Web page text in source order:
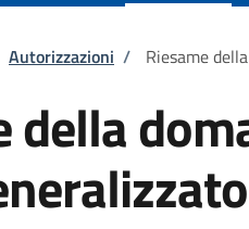
pane
Autorizzazioni / Riesame
della